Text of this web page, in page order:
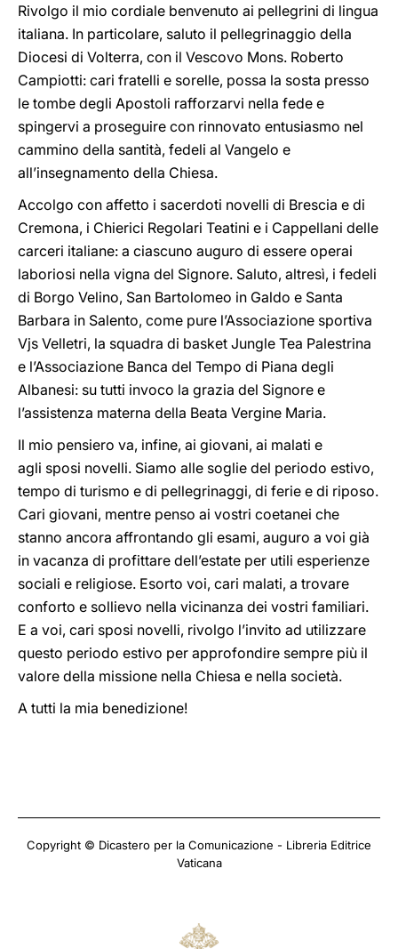
Rivolgo il mio cordiale benvenuto ai pellegrini di lingua
italiana. In particolare, saluto il pellegrinaggio della
Diocesi di Volterra, con il Vescovo Mons. Roberto
Campiotti: cari fratelli e sorelle, possa la sosta presso
le tombe degli Apostoli rafforzarvi nella fede e
spingervi a proseguire con rinnovato entusiasmo nel
cammino della santità, fedeli al Vangelo e
all’insegnamento della Chiesa.
Accolgo con affetto i sacerdoti novelli di Brescia e di
Cremona, i Chierici Regolari Teatini e i Cappellani delle
carceri italiane: a ciascuno auguro di essere operai
laboriosi nella vigna del Signore. Saluto, altresì, i fedeli
di Borgo Velino, San Bartolomeo in Galdo e Santa
Barbara in Salento, come pure l’Associazione sportiva
Vjs Velletri, la squadra di basket Jungle Tea Palestrina
e l’Associazione Banca del Tempo di Piana degli
Albanesi: su tutti invoco la grazia del Signore e
l’assistenza materna della Beata Vergine Maria.
Il mio pensiero va, infine, ai giovani, ai malati e
agli sposi novelli. Siamo alle soglie del periodo estivo,
tempo di turismo e di pellegrinaggi, di ferie e di riposo.
Cari giovani, mentre penso ai vostri coetanei che
stanno ancora affrontando gli esami, auguro a voi già
in vacanza di profittare dell’estate per utili esperienze
sociali e religiose. Esorto voi, cari malati, a trovare
conforto e sollievo nella vicinanza dei vostri familiari.
E a voi, cari sposi novelli, rivolgo l’invito ad utilizzare
questo periodo estivo per approfondire sempre più il
valore della missione nella Chiesa e nella società.
A tutti la mia benedizione!
Copyright © Dicastero per la Comunicazione - Libreria Editrice
Vaticana